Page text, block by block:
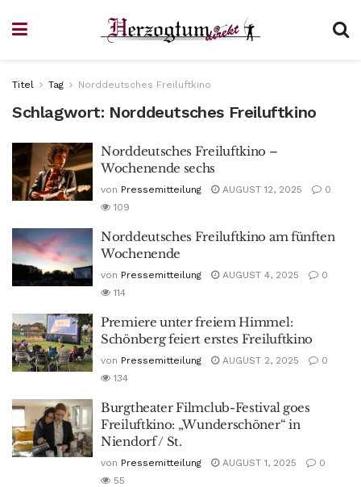
Titel Tag Norddeutsches Freiluftkino
Schlagwort: Norddeutsches Freiluftkino
Norddeutsches Freiluftkino –
Wochenende sechs
von Pressemitteilung AUGUST 12, 2025
0
109
Norddeutsches Freiluftkino am fünften
Wochenende
von Pressemitteilung AUGUST 4, 2025
0
114
Premiere unter freiem Himmel:
Schönberg feiert erstes Freiluftkino
von Pressemitteilung AUGUST 2, 2025
0
134
Burgtheater Filmclub-Festival goes
Freiluftkino: „Wunderschöner“ in
Niendorf / St.
von Pressemitteilung AUGUST 1, 2025
0
55